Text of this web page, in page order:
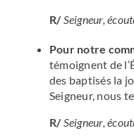
R/ Seigneur,
Pour notre
témoignent de
des baptisés la
Seigneur, nous
R/ Seigneur,